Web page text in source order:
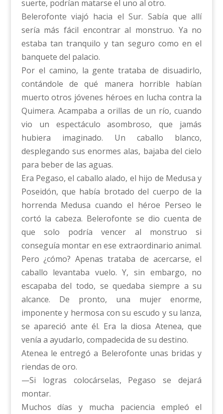
suerte, podrían matarse el uno al otro.
Belerofonte viajó hacia el Sur. Sabía que allí
sería más fácil encontrar al monstruo. Ya no
estaba tan tranquilo y tan seguro como en el
banquete del palacio.
Por el camino, la gente trataba de disuadirlo,
contándole de qué manera horrible habían
muerto otros jóvenes héroes en lucha contra la
Quimera. Acampaba a orillas de un río, cuando
vio un espectáculo asombroso, que jamás
hubiera imaginado. Un caballo blanco,
desplegando sus enormes alas, bajaba del cielo
para beber de las aguas.
Era Pegaso, el caballo alado, el hijo de Medusa y
Poseidón, que había brotado del cuerpo de la
horrenda Medusa cuando el héroe Perseo le
cortó la cabeza. Belerofonte se dio cuenta de
que solo podría vencer al monstruo si
conseguía montar en ese extraordinario animal.
Pero ¿cómo? Apenas trataba de acercarse, el
caballo levantaba vuelo. Y, sin embargo, no
escapaba del todo, se quedaba siempre a su
alcance. De pronto, una mujer enorme,
imponente y hermosa con su escudo y su lanza,
se apareció ante él. Era la diosa Atenea, que
venía a ayudarlo, compadecida de su destino.
Atenea le entregó a Belerofonte unas bridas y
riendas de oro.
—Si logras colocárselas, Pegaso se dejará
montar.
Muchos días y mucha paciencia empleó el